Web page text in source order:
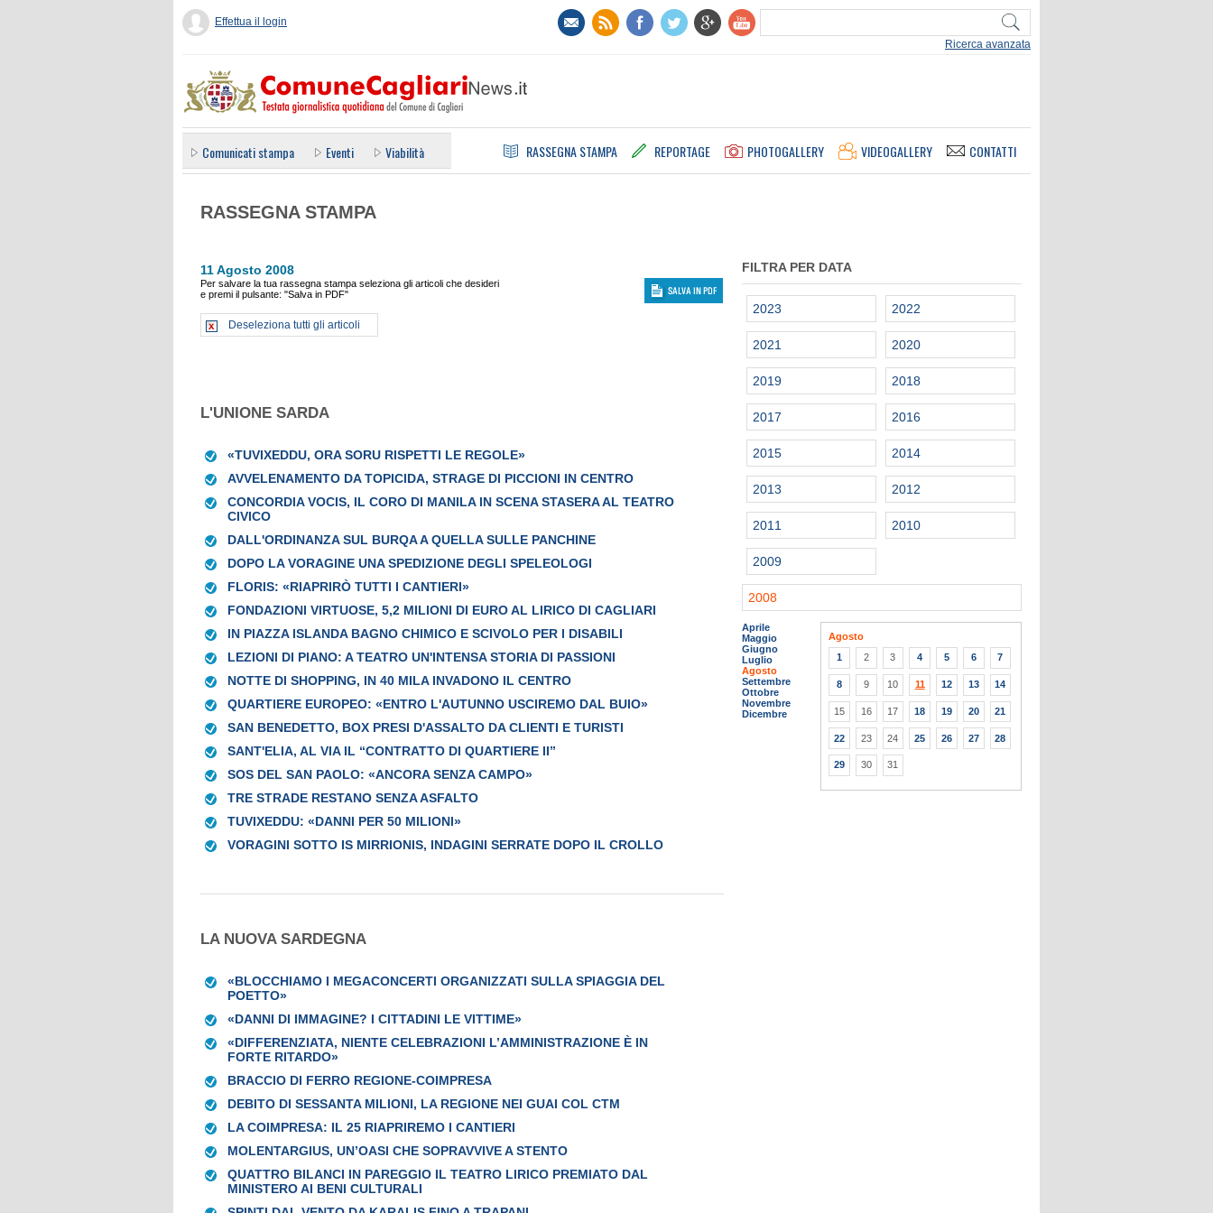
Ricerca avanzata
Effettua il login
Comunicati stampa Eventi Viabilità RASSEGNA STAMPA REPORTAGE PHOTOGALLERY VIDEOGALLERY CONTATTI
RASSEGNA STAMPA
11 Agosto 2008
Per salvare la tua rassegna stampa seleziona gli articoli che desideri
e premi il pulsante: "Salva in PDF"
Deseleziona tutti gli articoli
L'UNIONE SARDA
«TUVIXEDDU, ORA SORU RISPETTI LE REGOLE»
AVVELENAMENTO DA TOPICIDA, STRAGE DI PICCIONI IN CENTRO
CONCORDIA VOCIS, IL CORO DI MANILA IN SCENA STASERA AL TEATRO
CIVICO
DALL'ORDINANZA SUL BURQA A QUELLA SULLE PANCHINE
DOPO LA VORAGINE UNA SPEDIZIONE DEGLI SPELEOLOGI
FLORIS: «RIAPRIRÒ TUTTI I CANTIERI»
FONDAZIONI VIRTUOSE, 5,2 MILIONI DI EURO AL LIRICO DI CAGLIARI
IN PIAZZA ISLANDA BAGNO CHIMICO E SCIVOLO PER I DISABILI
LEZIONI DI PIANO: A TEATRO UN'INTENSA STORIA DI PASSIONI
NOTTE DI SHOPPING, IN 40 MILA INVADONO IL CENTRO
QUARTIERE EUROPEO: «ENTRO L'AUTUNNO USCIREMO DAL BUIO»
SAN BENEDETTO, BOX PRESI D'ASSALTO DA CLIENTI E TURISTI
SANT'ELIA, AL VIA IL “CONTRATTO DI QUARTIERE II”
SOS DEL SAN PAOLO: «ANCORA SENZA CAMPO»
TRE STRADE RESTANO SENZA ASFALTO
TUVIXEDDU: «DANNI PER 50 MILIONI»
VORAGINI SOTTO IS MIRRIONIS, INDAGINI SERRATE DOPO IL CROLLO
LA NUOVA SARDEGNA
«BLOCCHIAMO I MEGACONCERTI ORGANIZZATI SULLA SPIAGGIA DEL
POETTO»
«DANNI DI IMMAGINE? I CITTADINI LE VITTIME»
«DIFFERENZIATA, NIENTE CELEBRAZIONI L’AMMINISTRAZIONE È IN
FORTE RITARDO»
BRACCIO DI FERRO REGIONE-COIMPRESA
DEBITO DI SESSANTA MILIONI, LA REGIONE NEI GUAI COL CTM
LA COIMPRESA: IL 25 RIAPRIREMO I CANTIERI
MOLENTARGIUS, UN’OASI CHE SOPRAVVIVE A STENTO
QUATTRO BILANCI IN PAREGGIO IL TEATRO LIRICO PREMIATO DAL
MINISTERO AI BENI CULTURALI
FILTRA PER DATA
2023 2022
2021 2020
2019 2018
2017 2016
2015 2014
2013 2012
2011 2010
2009
2008
Aprile
Maggio
Giugno
Luglio
Agosto
Settembre
Ottobre
Novembre
Dicembre
Agosto
1
2 3 4 5 6 7
8 9 10 11 12 13 14
15 16 17 18 19 20 21
22 23 24 25 26 27 28
29 30 31